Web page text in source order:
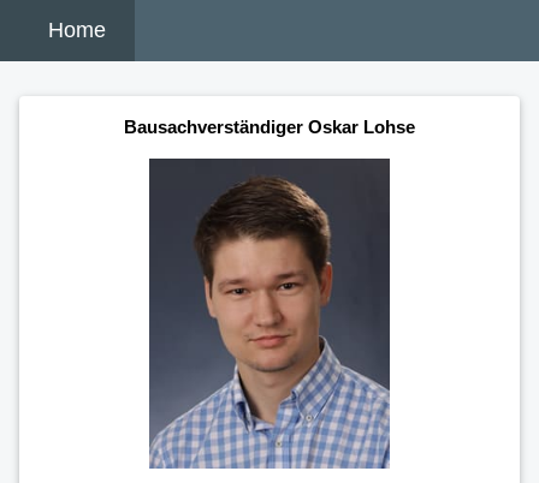
Home
Bausachverständiger Oskar Lohse